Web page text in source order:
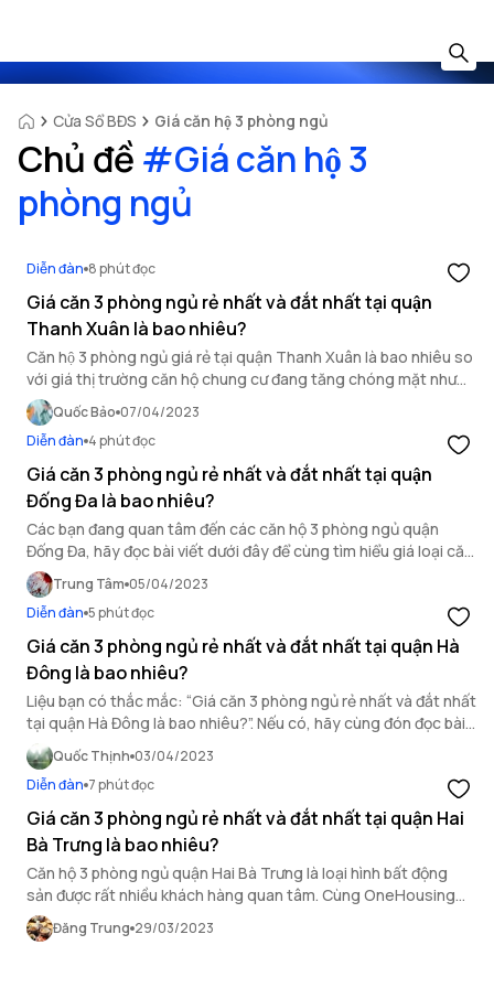
Cửa Sổ BĐS Giá căn hộ 3 phòng ngủ
Chủ đề #Giá căn hộ 3
phòng ngủ
Diễn đàn 8 phút đọc
Giá căn 3 phòng ngủ rẻ nhất và đắt nhất tại quận
Thanh Xuân là bao nhiêu?
Căn hộ 3 phòng ngủ giá rẻ tại quận Thanh Xuân là bao nhiêu so
với giá thị trường căn hộ chung cư đang tăng chóng mặt như
hiện nay? Cùng OneHousing tìm hiểu qua bài viết này.
Quốc Bảo 07/04/2023
Diễn đàn 4 phút đọc
Giá căn 3 phòng ngủ rẻ nhất và đắt nhất tại quận
Đống Đa là bao nhiêu?
Các bạn đang quan tâm đến các căn hộ 3 phòng ngủ quận
Đống Đa, hãy đọc bài viết dưới đây để cùng tìm hiểu giá loại căn
hộ này!
Trung Tâm 05/04/2023
Diễn đàn 5 phút đọc
Giá căn 3 phòng ngủ rẻ nhất và đắt nhất tại quận Hà
Đông là bao nhiêu?
Liệu bạn có thắc mắc: “Giá căn 3 phòng ngủ rẻ nhất và đắt nhất
tại quận Hà Đông là bao nhiêu?”. Nếu có, hãy cùng đón đọc bài
viết của OneHousing để biết câu trả lời.
Quốc Thịnh 03/04/2023
Diễn đàn 7 phút đọc
Giá căn 3 phòng ngủ rẻ nhất và đắt nhất tại quận Hai
Bà Trưng là bao nhiêu?
Căn hộ 3 phòng ngủ quận Hai Bà Trưng là loại hình bất động
sản được rất nhiều khách hàng quan tâm. Cùng OneHousing
tìm hiểu giá căn hộ 3 phòng ngủ tại đây là bao nhiêu?
Đăng Trung 29/03/2023